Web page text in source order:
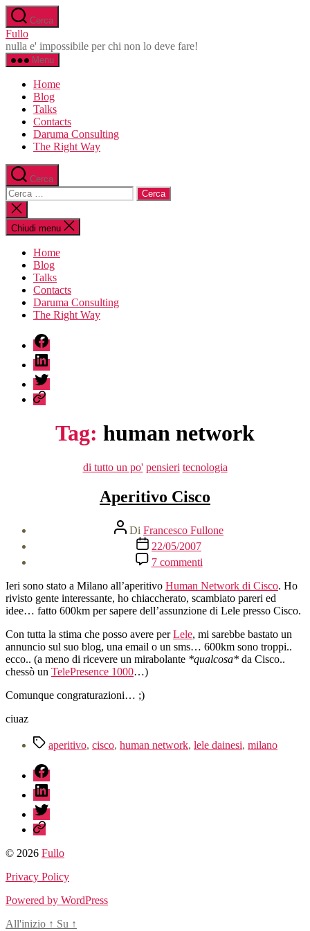
Salta
al
contenuto
Cerca
Fullo
nulla e' impossibile per chi non lo deve fare!
Menu
Home
Blog
Talks
Contacts
Daruma Consulting
The Right Way
Cerca
Cerca:
Chiudi
la
ricerca
Chiudi menu
Home
Blog
Talks
Contacts
Daruma Consulting
The Right Way
fb
linkedin
twitter
sessionize
Tag: human network
Categorie
di tutto un po' pensieri tecnologia
Aperitivo Cisco
Autore
articolo
Di Francesco Fullone
Data
dell'articolo
22/05/2007
7 commentisu
Aperitivo
Cisco
Ieri sono stato a Milano all’aperitivo Human Network di Cisco. Ho
rivisto gente interessante, ho chiaccherato, scambiato pareri ed
idee… fatto 600km per sapere dell’assunzione di Lele presso Cisco.
Con tutta la stima che posso avere perLele, mi sarebbe bastato un
annuncio sul suo blog, una email o un sms… 600km sono troppi..
ecco.. (a meno di ricevere un mirabolante *qualcosa* da Cisco..
chessò un TelePresence 1000…)
Comunque congraturazioni… ;)
ciuaz
Tag aperitivo, cisco, human network, lele dainesi, milano
fb
linkedin
twitter
sessionize
© 2026 Fullo
Privacy Policy
Powered by WordPress
All'inizio ↑ Su ↑